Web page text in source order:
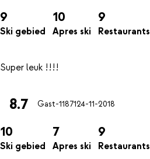
9
Ski gebied
10
Apres ski
9
Restaurants
8.7 Gast-1187124-11-2018
10
Ski gebied
7
Apres ski
9
Restaurants